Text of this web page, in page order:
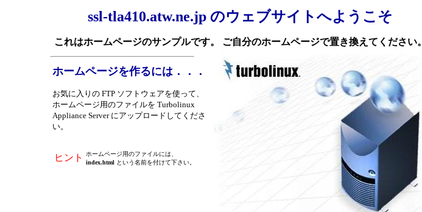
ssl-tla410.atw.ne.jp のウェブサイトへようこそ
これはホームページのサンプルです。 ご自分のホームページで置き換えてください。
ホームページを作るには．．．
お気に入りの FTP ソフトウェアを使って、
ホームページ用のファイルを Turbolinux
Appliance Server にアップロードしてくださ
い。
ヒント
ホームページ用のファイルには、
index.html という名前を付けて下さい。